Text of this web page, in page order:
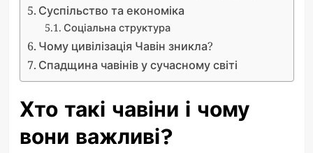
Суспільство та економіка
Соціальна структура
Чому цивілізація Чавін зникла?
Спадщина чавінів у сучасному світі
Хто такі чавіни і чому
вони важливі?